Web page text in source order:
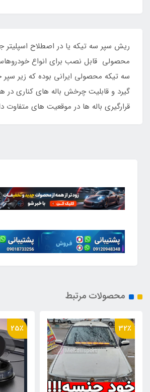
ریش سپر سه تیکه یا در اصطلاح اسپلیتر
محصولی قابل نصب برای انواع
سه تیکه محصولی ایرانی بوده که زیر سپر
گیرد و قابلیت چرخش باله های کناری در
قرارگیری باله ها در موقعیت های متفاوت
محصولات مرتبط
32٪ 25٪